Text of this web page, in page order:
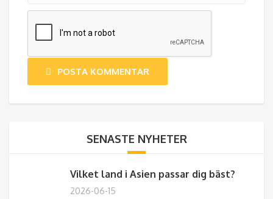
POSTA KOMMENTAR
SENASTE NYHETER
Vilket land i Asien passar dig bäst?
2026-06-15